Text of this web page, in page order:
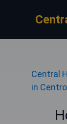
Central
in Centro